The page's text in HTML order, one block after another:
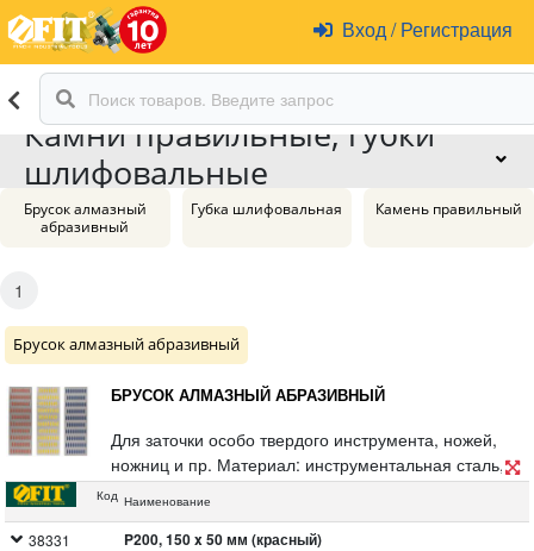
Вход /Регистрация
Камни правильные, губки
шлифовальные
Брусок алмазный
абразивный
Губка шлифовальная Камень правильный
1
Брусок алмазный абразивный
БРУСОК АЛМАЗНЫЙ АБРАЗИВНЫЙ
Для заточки особо твердого инструмента, ножей,
ножниц и пр. Материал: инструментальная сталь,
пластик, покрытие из порошка технических алмазов.
Код Наименование
38331 P200, 150 x 50 мм (красный)